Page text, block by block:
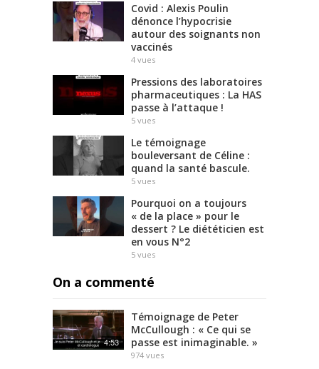
e
»
1
G
r
g
l
L
Covid : Alexis Poulin
dénonce l’hypocrisie
autour des soignants non
vaccinés
4 vues
Pressions des laboratoires
pharmaceutiques : La HAS
passe à l’attaque !
5 vues
Le témoignage
bouleversant de Céline :
quand la santé bascule.
5 vues
Pourquoi on a toujours
« de la place » pour le
dessert ? Le diététicien est
en vous N°2
5 vues
On a commenté
4:53
Témoignage de Peter
McCullough : « Ce qui se
passe est inimaginable. »
974 vues